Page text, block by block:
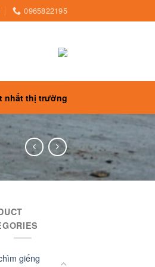
0965822195
nhất thị trường
giếng